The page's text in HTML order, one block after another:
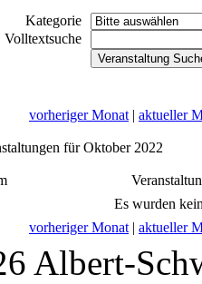
Kategorie
Volltextsuche
vorheriger Monat | aktueller
für Oktober 2022
Es wurden
vorheriger Monat | aktueller
Albert-